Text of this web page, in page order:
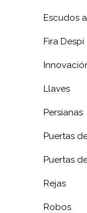
Escudos
Fira Despí
Llaves
Persianas
Puertas
Puertas
Rejas
Robos